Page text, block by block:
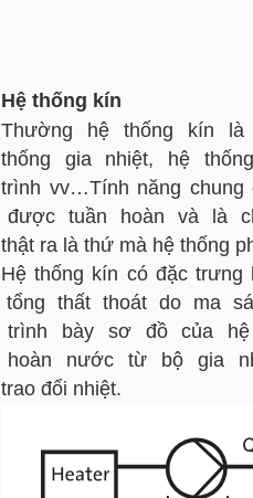
Hệ thống kín
Thường hệ thống kín
thống gia nhiệt, hệ
trình vv…Tính năng chung
được tuần hoàn và là
thật ra là thứ mà hệ thống
Hệ thống kín có đặc
tổng thất thoát do ma
trình bày sơ đồ của
hoàn nước từ bộ gia
trao đổi nhiệt.